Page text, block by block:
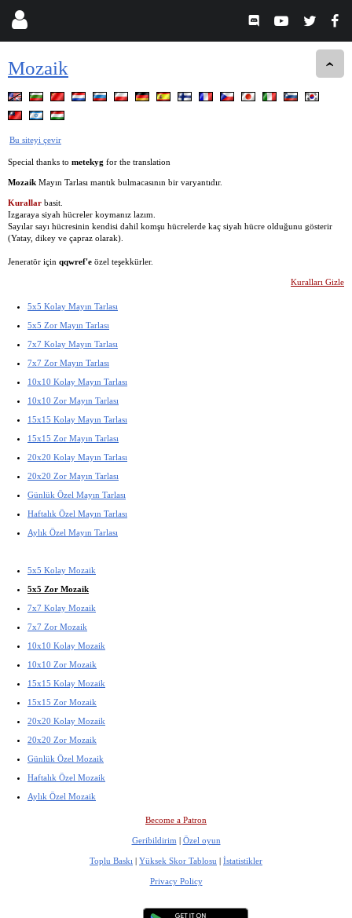
Mozaik
Bu siteyi çevir
Special thanks to metekyg for the translation
Mozaik Mayın Tarlası mantık bulmacasının bir varyantıdır.
Kurallar basit.
Izgaraya siyah hücreler koymanız lazım.
Sayılar sayı hücresinin kendisi dahil komşu hücrelerde kaç siyah hücre olduğunu gösterir
(Yatay, dikey ve çapraz olarak).
Jeneratör için qqwref'e özel teşekkürler.
Kuralları Gizle
5x5 Kolay Mayın Tarlası
5x5 Zor Mayın Tarlası
7x7 Kolay Mayın Tarlası
7x7 Zor Mayın Tarlası
10x10 Kolay Mayın Tarlası
10x10 Zor Mayın Tarlası
15x15 Kolay Mayın Tarlası
15x15 Zor Mayın Tarlası
20x20 Kolay Mayın Tarlası
20x20 Zor Mayın Tarlası
Günlük Özel Mayın Tarlası
Haftalık Özel Mayın Tarlası
Aylık Özel Mayın Tarlası
5x5 Kolay Mozaik
5x5 Zor Mozaik
7x7 Kolay Mozaik
7x7 Zor Mozaik
10x10 Kolay Mozaik
10x10 Zor Mozaik
15x15 Kolay Mozaik
15x15 Zor Mozaik
20x20 Kolay Mozaik
20x20 Zor Mozaik
Günlük Özel Mozaik
Haftalık Özel Mozaik
Aylık Özel Mozaik
Become a Patron
Geribildirim | Özel oyun
Toplu Baskı | Yüksek Skor Tablosu | İstatistikler
Privacy Policy